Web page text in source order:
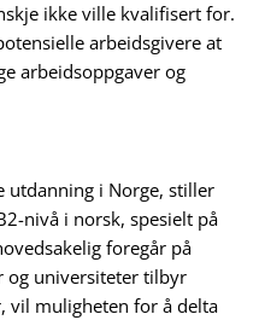
ikke ville kvalifisert for.
arbeidsgivere at
arbeidsoppgaver og
utdanning i Norge, stiller
nivå i norsk, spesielt på
foregår på
og universiteter tilbyr
vil muligheten for å delta